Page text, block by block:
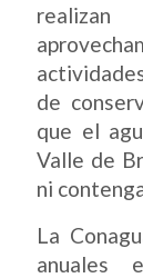
de
que el
Valle de
ni
La
anuales